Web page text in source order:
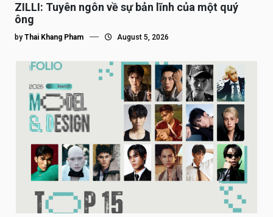
ZILLI: Tuyên ngôn về sự bản lĩnh của một quý
ông
by Thai Khang Pham August 5, 2026